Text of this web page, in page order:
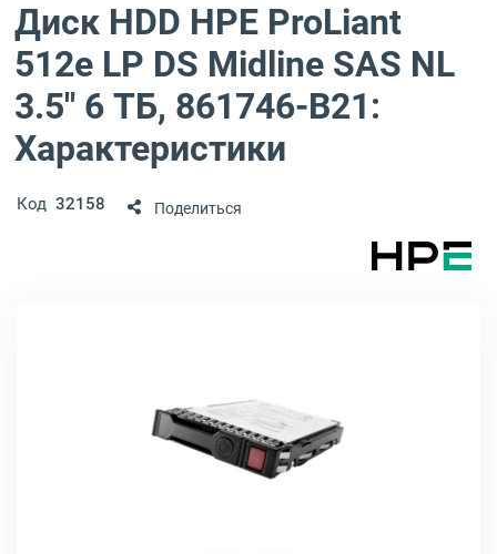
Диск HDD HPE ProLiant
512e LP DS Midline SAS NL
3.5" 6 ТБ, 861746-B21:
Характеристики
Код 32158 Поделиться